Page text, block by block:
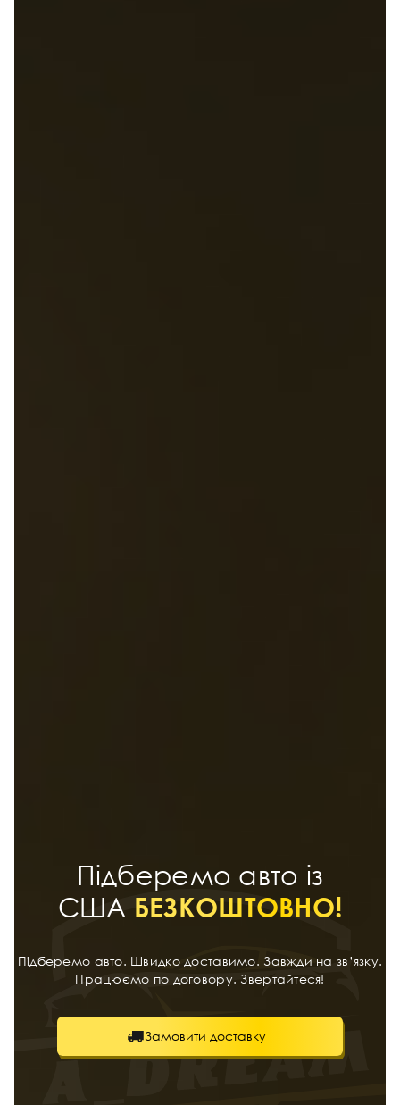
Підберемо авто із
США БЕЗКОШТОВНО!
Підберемо авто. Швидко доставимо. Завжди на зв’язку.
Працюємо по договору. Звертайтеся!
Замовити доставку